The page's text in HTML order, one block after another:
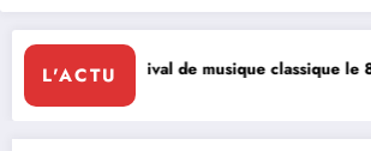
L'ACTUle 8 et 9 août La Thérapie